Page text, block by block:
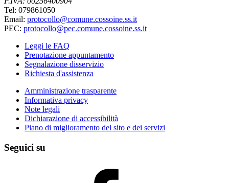
Tel: 079861050
Email: protocollo@comune.cossoine.ss.it
PEC: protocollo@pec.comune.cossoine.ss.it
Leggi le FAQ
Prenotazione appuntamento
Segnalazione disservizio
Richiesta d'assistenza
Amministrazione trasparente
Informativa privacy
Note legali
Dichiarazione di accessibilità
Piano di miglioramento del sito e dei servizi
Seguici su